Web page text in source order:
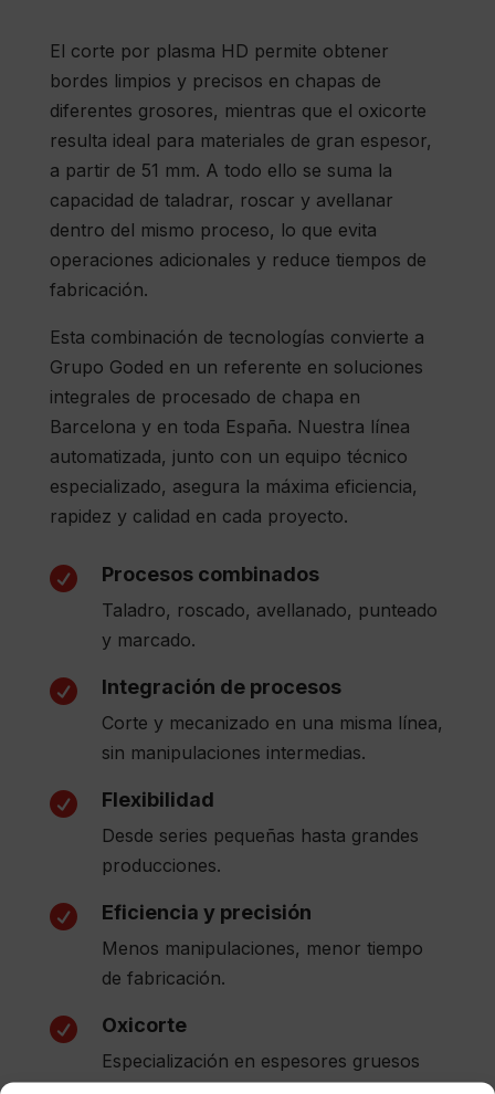
El corte por plasma HD permite obtener
bordes limpios y precisos en chapas de
diferentes grosores, mientras que el oxicorte
resulta ideal para materiales de gran espesor,
a partir de 51 mm. A todo ello se suma la
capacidad de taladrar, roscar y avellanar
dentro del mismo proceso, lo que evita
operaciones adicionales y reduce tiempos de
fabricación.
Esta combinación de tecnologías convierte a
Grupo Goded en un referente en soluciones
integrales de procesado de chapa en
Barcelona y en toda España. Nuestra línea
automatizada, junto con un equipo técnico
especializado, asegura la máxima eficiencia,
rapidez y calidad en cada proyecto.
 Procesos combinados
Taladro, roscado, avellanado, punteado
y marcado.
 Integración de procesos
Corte y mecanizado en una misma línea,
sin manipulaciones intermedias.
 Flexibilidad
Desde series pequeñas hasta grandes
producciones.
 Eficiencia y precisión
Menos manipulaciones, menor tiempo
de fabricación.
 Oxicorte
Especialización en espesores gruesos